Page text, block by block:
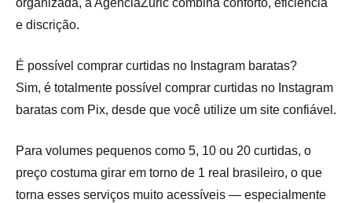
organizada, a AgênciaZuric combina conforto, eficiência
e discrição.
É possível comprar curtidas no Instagram baratas?
Sim, é totalmente possível comprar curtidas no Instagram
baratas com Pix, desde que você utilize um site confiável.
Para volumes pequenos como 5, 10 ou 20 curtidas, o
preço costuma girar em torno de 1 real brasileiro, o que
torna esses serviços muito acessíveis — especialmente